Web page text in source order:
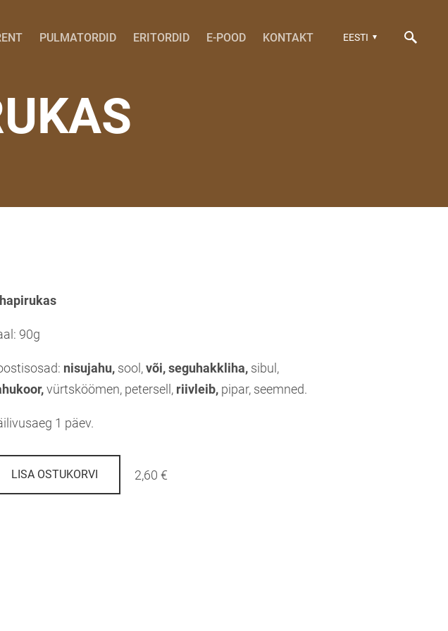
PULMATORDID ERITORDID E-POOD KONTAKT EESTI
90g
nisujahu, sool,või, seguhakkliha, sibul,
vürtsköömen, petersell, riivleib, pipar, seemned.
1 päev.
LISA OSTUKORVI 2,60 €